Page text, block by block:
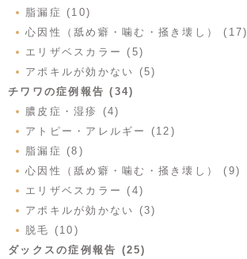
脂漏症 (10)
心因性（舐め癖・噛む・掻き壊し） (17)
エリザベスカラー (5)
アポキルが効かない (5)
チワワの症例報告 (34)
膿皮症・湿疹 (4)
アトピー・アレルギー (12)
脂漏症 (8)
心因性（舐め癖・噛む・掻き壊し） (9)
エリザベスカラー (4)
アポキルが効かない (3)
脱毛 (10)
ダックスの症例報告 (25)